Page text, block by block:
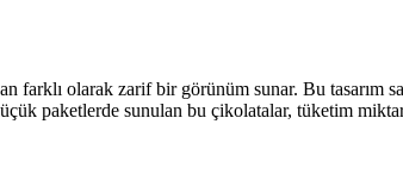
olarak zarif bir görünüm sunar. Bu tasarım
paketlerde sunulan bu çikolatalar, tüketim